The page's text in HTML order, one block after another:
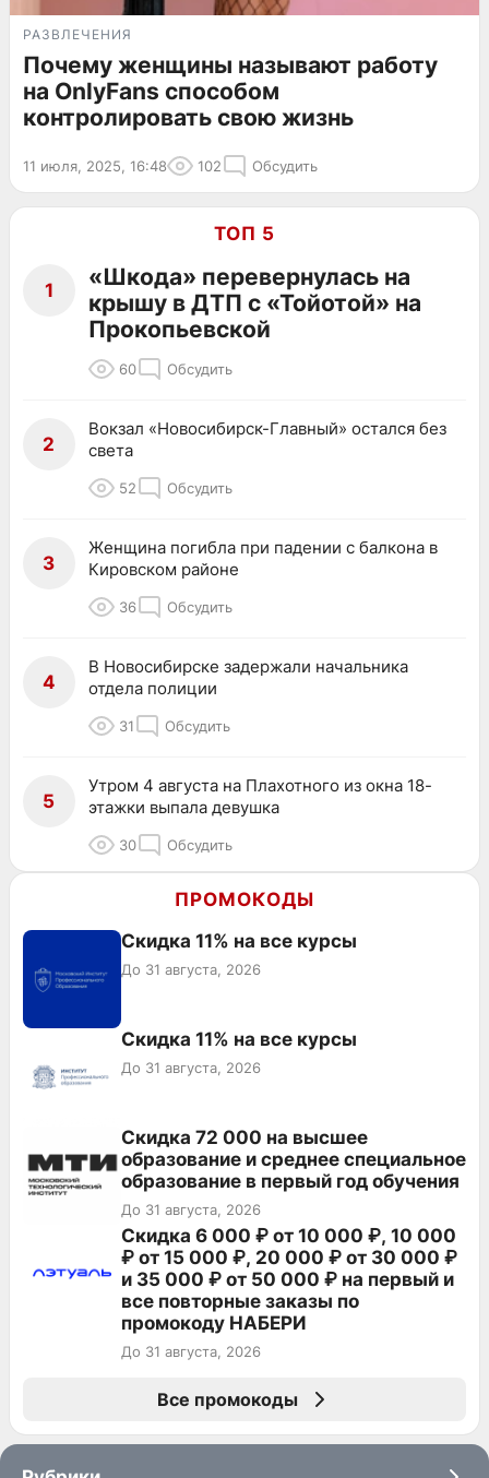
РАЗВЛЕЧЕНИЯ
Почему женщины называют работу
на OnlyFans способом
контролировать свою жизнь
11 июля, 2025, 16:48 102 Обсудить
ТОП 5
1
«Шкода» перевернулась на
крышу в ДТП с «Тойотой» на
Прокопьевской
60 Обсудить
2
Вокзал «Новосибирск-Главный» остался без
света
52 Обсудить
3
Женщина погибла при падении с балкона в
Кировском районе
36 Обсудить
4
В Новосибирске задержали начальника
отдела полиции
31 Обсудить
5
Утром 4 августа на Плахотного из окна 18-
этажки выпала девушка
30 Обсудить
ПРОМОКОДЫ
Скидка 11% на все курсы
До 31 августа, 2026
Скидка 11% на все курсы
До 31 августа, 2026
Скидка 72 000 на высшее
образование и среднее специальное
образование в первый год обучения
До 31 августа, 2026
Скидка 6 000 ₽ от 10 000 ₽, 10 000
₽ от 15 000 ₽, 20 000 ₽ от 30 000 ₽
и 35 000 ₽ от 50 000 ₽ на первый и
все повторные заказы по
промокоду НАБЕРИ
До 31 августа, 2026
Все промокоды